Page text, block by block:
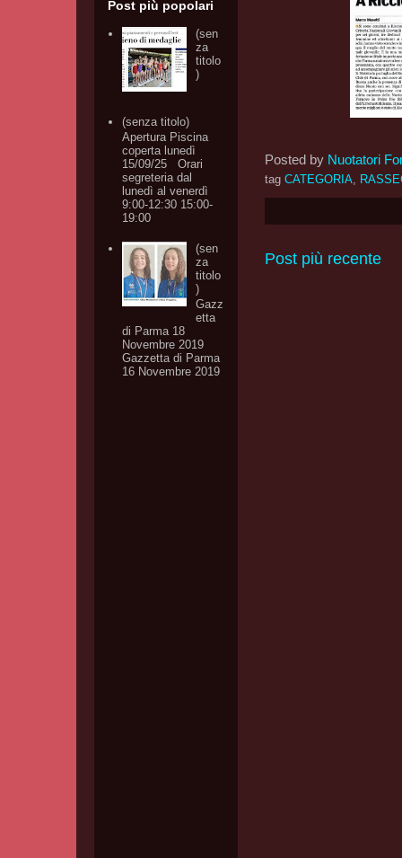
Posted by Nuotatori
tag CATEGORIA,
Post più recente
Post più popolari
(sen
za
titolo
)
(senza titolo)
Apertura Piscina
coperta lunedì
15/09/25 Orari
segreteria dal
lunedì al venerdì
9:00-12:30 15:00-
19:00
(sen
za
titolo
)
Gazz
etta
di Parma 18
Novembre 2019
Gazzetta di Parma
16 Novembre 2019